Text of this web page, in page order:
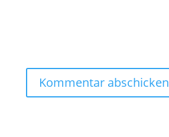
Kommentar abschicken